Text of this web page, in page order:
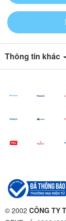
Thông tin khác
© 2002 CÔNG TY